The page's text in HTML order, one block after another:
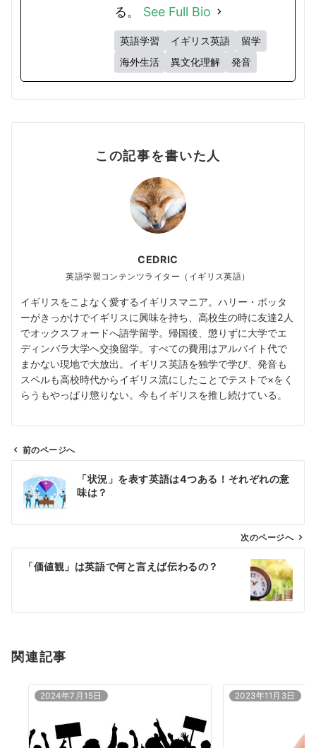
る。 See Full Bio
英語学習 イギリス英語
留学
海外生活
異文化理解 発音
この記事を書いた人
CEDRIC
英語学習コンテンツライター（イギリス英語）
イギリスをこよなく愛するイギリスマニア。ハリー・ポッタ
ーがきっかけでイギリスに興味を持ち、高校生の時に友達2人
でオックスフォードへ語学留学。帰国後、懲りずに大学でエ
ディンバラ大学へ交換留学。すべての費用はアルバイト代で
まかない現地で大放出。イギリス英語を独学で学び、発音も
スペルも高校時代からイギリス流にしたことでテストで×をく
らうもやっぱり懲りない。今もイギリスを推し続けている。
ン
前のページへ
「状況」を表す英語は4つある！それぞれの意
味は？
次のページへ
「価値観」は英語で何と言えば伝わるの？
関連記事
2024年7月15日 2023年11月3日